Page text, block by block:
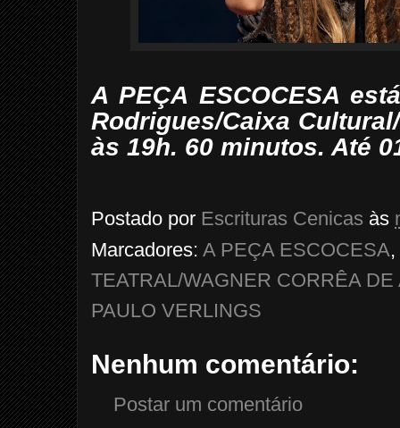
A PEÇA ESCOCESA
Rodrigues/Caixa
às 19h. 60 minutos. Até
Postado por Escrituras Cenicas às
Marcadores: A PEÇA ESCOCESA,
TEATRAL/WAGNER CORRÊA DE
PAULO VERLINGS
Nenhum comentário:
Postar um comentário